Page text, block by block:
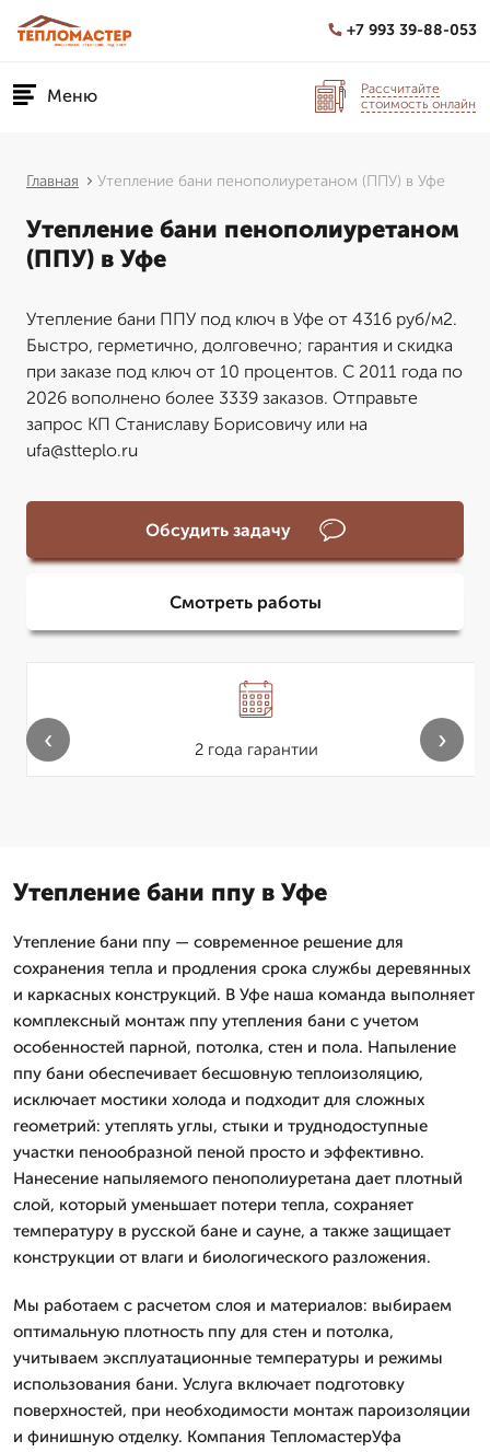
+7 993 39-88-053
Меню
Рассчитайте
стоимость онлайн
Главная Утепление бани пенополиуретаном (ППУ) в Уфе
Утепление бани пенополиуретаном
(ППУ) в Уфе
Утепление бани ППУ под ключ в Уфе от 4316 руб/м2.
Быстро, герметично, долговечно; гарантия и скидка
при заказе под ключ от 10 процентов. С 2011 года по
2026 вополнено более 3339 заказов. Отправьте
запрос КП Станиславу Борисовичу или на
ufa@stteplo.ru
Обсудить задачу
Смотреть работы
2 года гарантии
‹ ›
Утепление бани ппу в Уфе
Утепление бани ппу — современное решение для
сохранения тепла и продления срока службы деревянных
и каркасных конструкций. В Уфе наша команда выполняет
комплексный монтаж ппу утепления бани с учетом
особенностей парной, потолка, стен и пола. Напыление
ппу бани обеспечивает бесшовную теплоизоляцию,
исключает мостики холода и подходит для сложных
геометрий: утеплять углы, стыки и труднодоступные
участки пенообразной пеной просто и эффективно.
Нанесение напыляемого пенополиуретана дает плотный
слой, который уменьшает потери тепла, сохраняет
температуру в русской бане и сауне, а также защищает
конструкции от влаги и биологического разложения.
Мы работаем с расчетом слоя и материалов: выбираем
оптимальную плотность ппу для стен и потолка,
учитываем эксплуатационные температуры и режимы
использования бани. Услуга включает подготовку
поверхностей, при необходимости монтаж пароизоляции
и финишную отделку. Компания ТепломастерУфа